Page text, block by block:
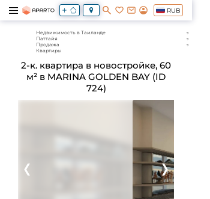
RUB
Недвижимость в Таиланде
Паттайя
Продажа
Квартиры
2-к. квартира в новостройке, 60
м² в MARINA GOLDEN BAY (ID
724)